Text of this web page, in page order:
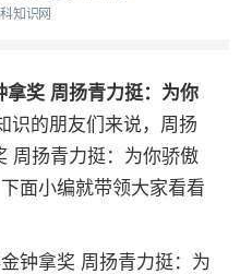
知识网
拿奖 周扬青力挺：为你
识的朋友们来说，周扬
周扬青力挺：为你骄傲
面小编就带领大家看看
钟拿奖 周扬青力挺：为